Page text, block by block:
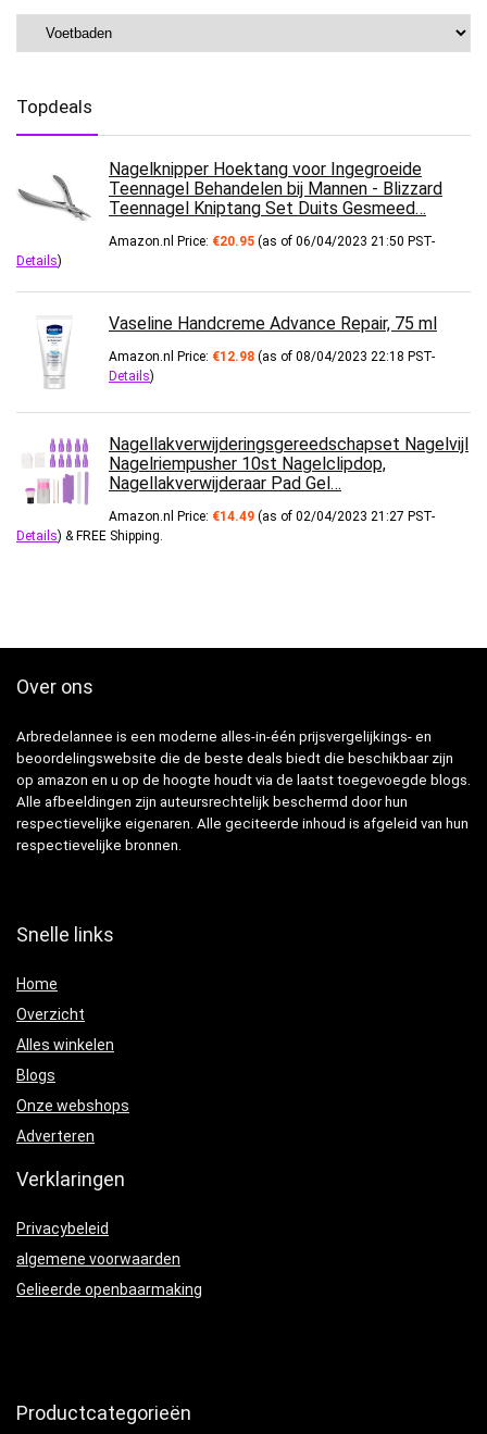
Topdeals
Nagelknipper Hoektang voor Ingegroeide
Teennagel Behandelen bij Mannen - Blizzard
Teennagel Kniptang Set Duits Gesmeed…
Amazon.nl Price: €20.95 (as of 06/04/2023 21:50 PST-
Details)
Vaseline Handcreme Advance Repair, 75 ml
Amazon.nl Price: €12.98 (as of 08/04/2023 22:18 PST-
Details)
Nagellakverwijderingsgereedschapset Nagelvijl
Nagelriempusher 10st Nagelclipdop,
Nagellakverwijderaar Pad Gel…
Amazon.nl Price: €14.49 (as of 02/04/2023 21:27 PST-
Details) & FREE Shipping.
Over ons
Arbredelannee is een moderne alles-in-één prijsvergelijkings- en
beoordelingswebsite die de beste deals biedt die beschikbaar zijn
op amazon en u op de hoogte houdt via de laatst toegevoegde blogs.
Alle afbeeldingen zijn auteursrechtelijk beschermd door hun
respectievelijke eigenaren. Alle geciteerde inhoud is afgeleid van hun
respectievelijke bronnen.
Snelle links
Home
Overzicht
Alles winkelen
Blogs
Onze webshops
Adverteren
Verklaringen
Privacybeleid
algemene voorwaarden
Gelieerde openbaarmaking
Productcategorieën